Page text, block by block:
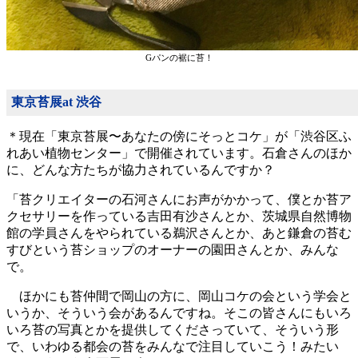
Gパンの裾に苔！
東京苔展at 渋谷
＊現在「東京苔展〜あなたの傍にそっとコケ」が「渋谷区ふ
れあい植物センター」で開催されています。石倉さんのほか
に、どんな方たちが協力されているんですか？
「苔クリエイターの石河さんにお声がかかって、僕とか苔ア
クセサリーを作っている吉田有沙さんとか、茨城県自然博物
館の学員さんをやられている鵜沢さんとか、あと鎌倉の苔む
すびという苔ショップのオーナーの園田さんとか、みんな
で。
ほかにも苔仲間で岡山の方に、岡山コケの会という学会と
いうか、そういう会があるんですね。そこの皆さんにもいろ
いろ苔の写真とかを提供してくださっていて、そういう形
で、いわゆる都会の苔をみんなで注目していこう！みたい